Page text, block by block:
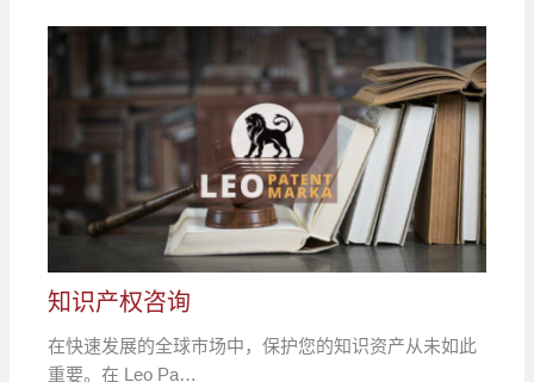
知识产权咨询
在快速发展的全球市场中，保护您的知识资产从未如此
重要。在 Leo Pa…